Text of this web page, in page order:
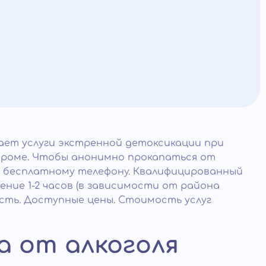
услуги экстренной детоксикации при
Чтобы анонимно прокапаться от
бесплатному телефону. Квалифицированный
1-2 часов (в зависимости от района
Доступные цены. Стоимость услуг
от алкоголя